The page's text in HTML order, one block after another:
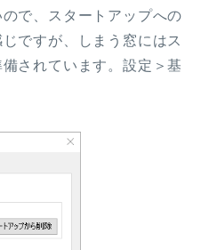
で、スタートアップへの
ですが、しまう窓にはス
されています。設定＞基